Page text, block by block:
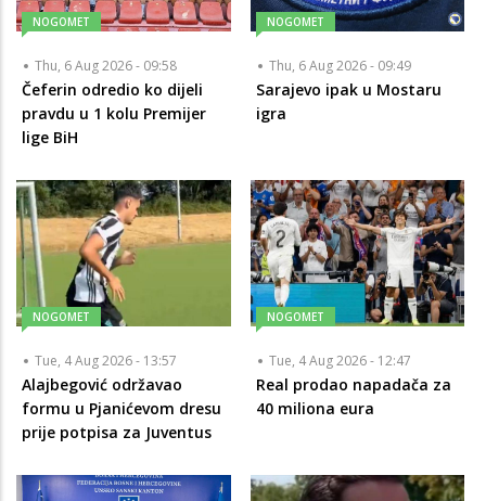
NOGOMET
Thu, 6 Aug 2026 - 09:58
Čeferin odredio ko dijeli
pravdu u 1 kolu Premijer
lige BiH
NOGOMET
Thu, 6 Aug 2026 - 09:49
Sarajevo ipak u Mostaru
igra
NOGOMET
Tue, 4 Aug 2026 - 13:57
Alajbegović održavao
formu u Pjanićevom dresu
prije potpisa za Juventus
NOGOMET
Tue, 4 Aug 2026 - 12:47
Real prodao napadača za
40 miliona eura